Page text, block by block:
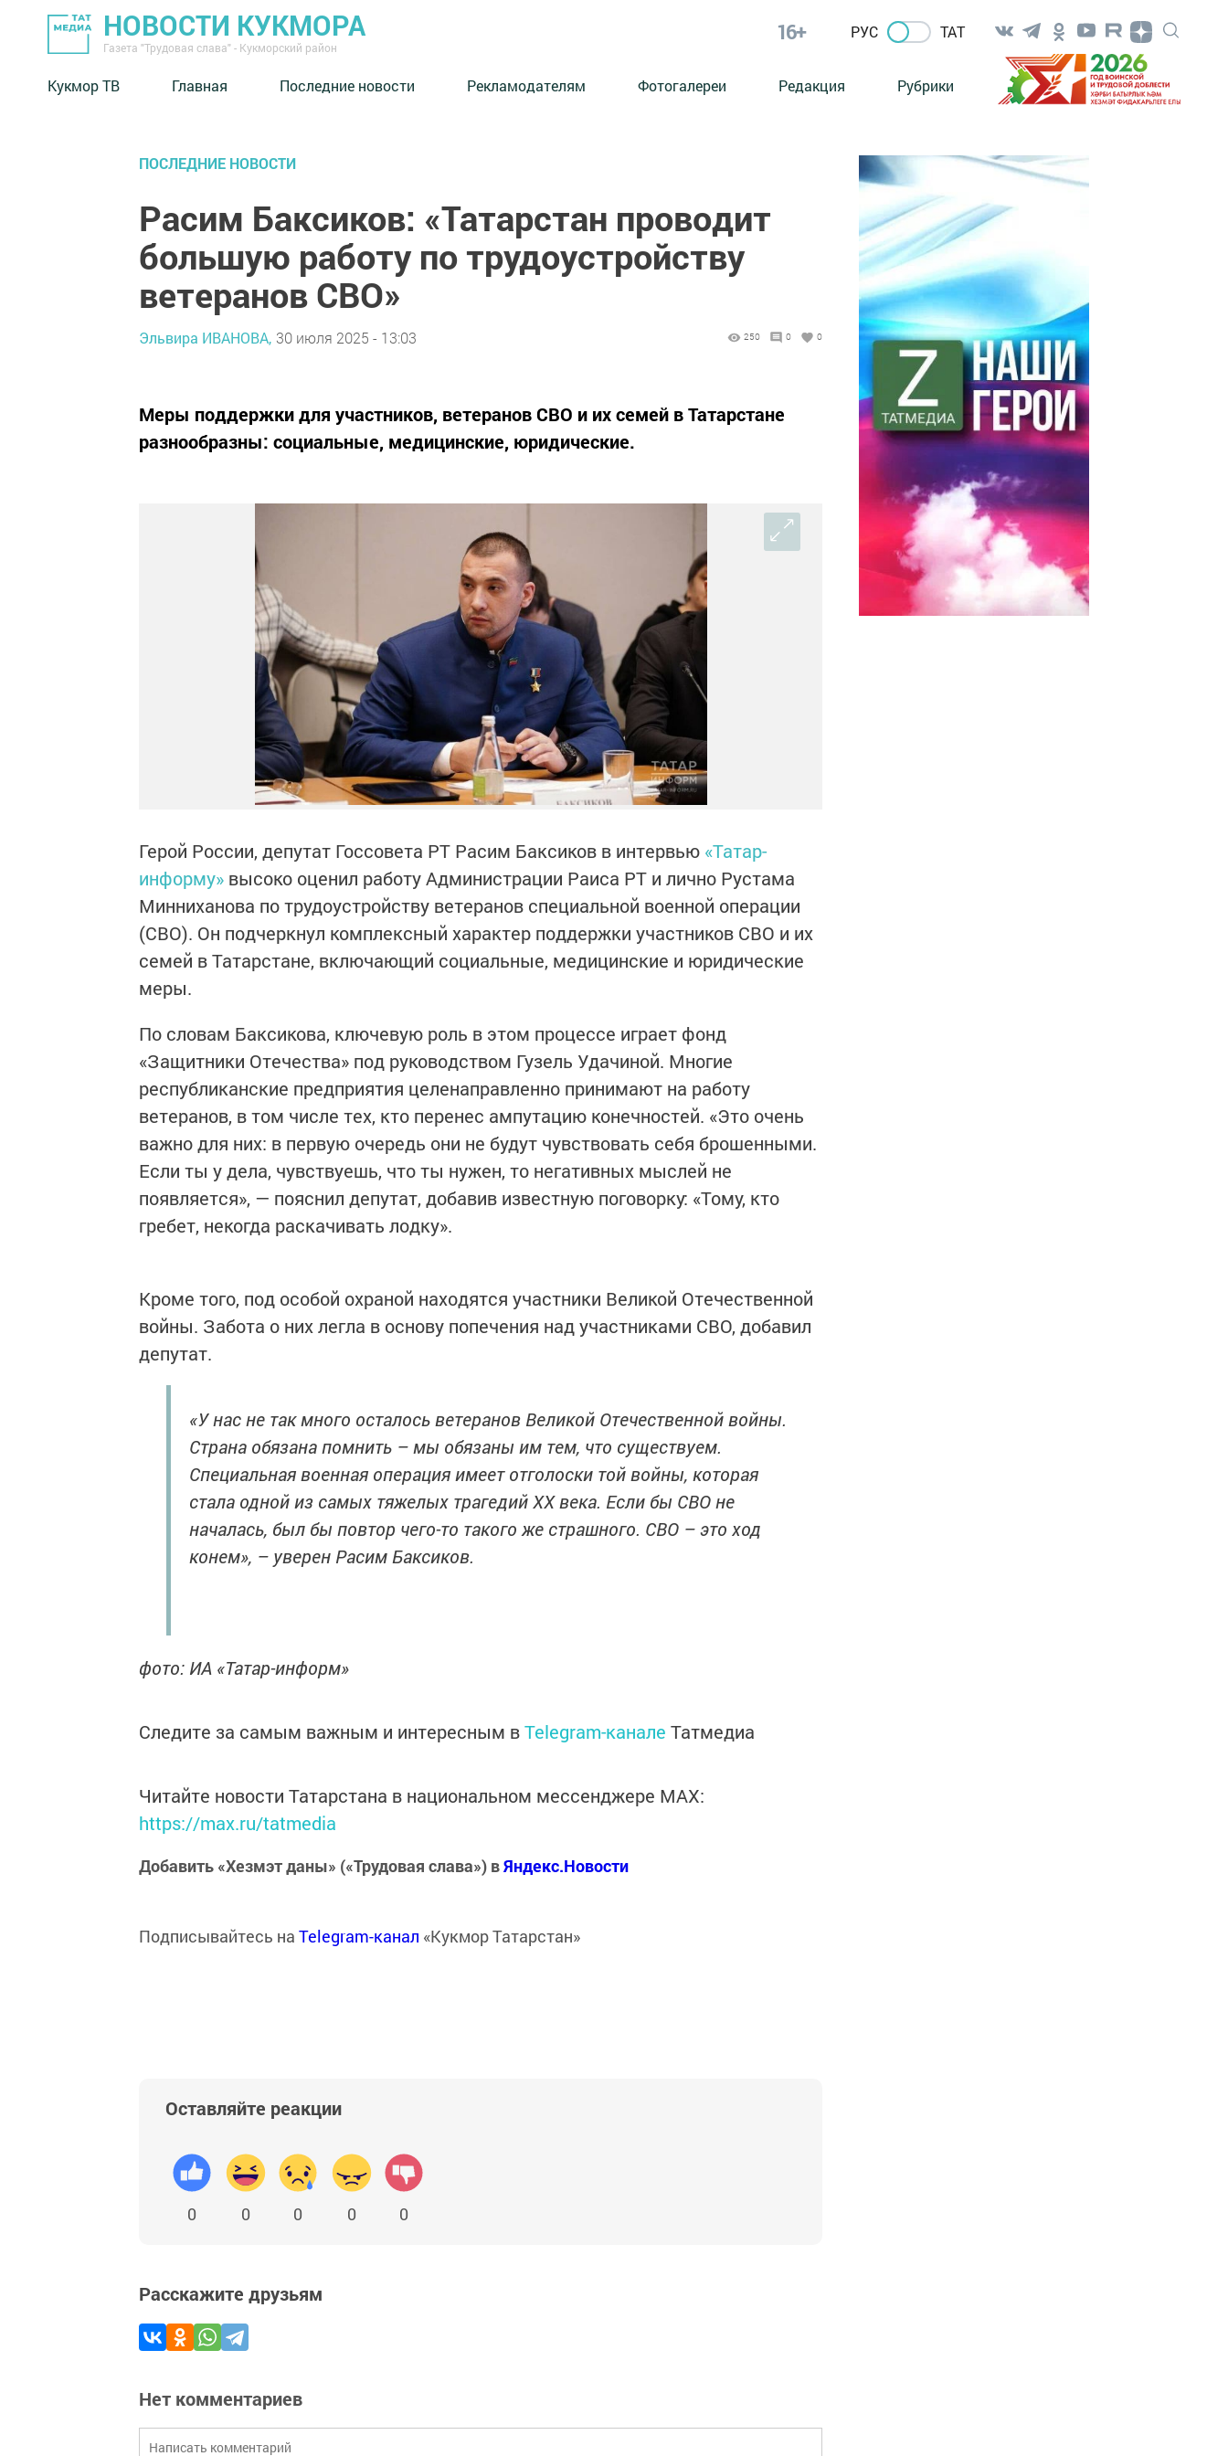
НОВОСТИ КУКМОРА
Газета "Трудовая слава" - Кукморский район
16+ РУС ТАТ
Кукмор ТВ Главная Последние новости Рекламодателям Фотогалереи Редакция Рубрики
ПОСЛЕДНИЕ НОВОСТИ
Расим Баксиков: «Татарстан проводит
большую работу по трудоустройству
ветеранов СВО»
Эльвира ИВАНОВА, 30 июля 2025 - 13:03 250 0 0
Меры поддержки для участников, ветеранов СВО и их семей в Татарстане
разнообразны: социальные, медицинские, юридические.
Герой России, депутат Госсовета РТ Расим Баксиков в интервью «Татар-
информу» высоко оценил работу Администрации Раиса РТ и лично Рустама
Минниханова по трудоустройству ветеранов специальной военной операции
(СВО). Он подчеркнул комплексный характер поддержки участников СВО и их
семей в Татарстане, включающий социальные, медицинские и юридические
меры.
По словам Баксикова, ключевую роль в этом процессе играет фонд
«Защитники Отечества» под руководством Гузель Удачиной. Многие
республиканские предприятия целенаправленно принимают на работу
ветеранов, в том числе тех, кто перенес ампутацию конечностей. «Это очень
важно для них: в первую очередь они не будут чувствовать себя брошенными.
Если ты у дела, чувствуешь, что ты нужен, то негативных мыслей не
появляется», — пояснил депутат, добавив известную поговорку: «Тому, кто
гребет, некогда раскачивать лодку».
Кроме того, под особой охраной находятся участники Великой Отечественной
войны. Забота о них легла в основу попечения над участниками СВО, добавил
депутат.
«У нас не так много осталось ветеранов Великой Отечественной войны.
Страна обязана помнить – мы обязаны им тем, что существуем.
Специальная военная операция имеет отголоски той войны, которая
стала одной из самых тяжелых трагедий XX века. Если бы СВО не
началась, был бы повтор чего-то такого же страшного. СВО – это ход
конем», – уверен Расим Баксиков.
фото: ИА «Татар-информ»
Следите за самым важным и интересным вTelegram-канале Татмедиа
Читайте новости Татарстана в национальном мессенджере MАХ:
https://max.ru/tatmedia
Добавить «Хезмэт даны» («Трудовая слава») вЯндекс.Новости
Подписывайтесь на Telegram-канал «Кукмор Татарстан»
Оставляйте реакции
0 0 0 0 0
Расскажите друзьям
Нет комментариев